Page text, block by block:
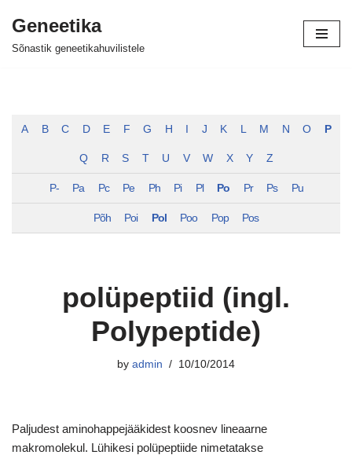
Skip
Geneetika
Sõnastik geneetikahuvilistele
A B C D E F G H J K L M N O P
Q R S T U V W X Y Z
P- Pa Pc Pe Ph Pi Pl Po Pr Ps Pu
Põh Poi Pol Poo Pop Pos
polüpeptiid (ingl.
Polypeptide)
by admin 10/10/2014
Paljudest aminohappejääkidest koosnev lineaarne
makromolekul. Lühikesi polüpeptiide nimetatakse